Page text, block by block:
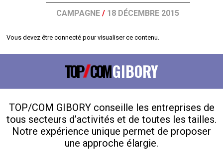
CAMPAGNE / 18 DÉCEMBRE 2015
Vous devez être connecté pour visualiser ce contenu.
TOP COMGIBORY
TOP/COM GIBORY conseille les entreprises de
tous secteurs d’activités et de toutes les tailles.
Notre expérience unique permet de proposer
une approche élargie.